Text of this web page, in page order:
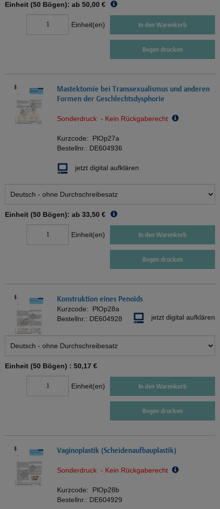
Einheit (50 Bögen): ab 50,00 €
Einheit(en) In den Warenkorb
Bogen drucken
Mastektomie bei Transsexualismus und anderen
Formen der Geschlechtsdysphorie
Sonderdruck - Kein Rückgaberecht
Kurzcode: PlOp27a
Bestellnr.: DE604936
jetzt digital aufklären
Einheit (50 Bögen): ab 33,50 €
Einheit(en) In den Warenkorb
Bogen drucken
Konstruktion eines Penoids
Kurzcode: PlOp28a
Bestellnr.: DE604928 jetzt digital aufklären
Einheit (50 Bögen) : 50,17 €
Einheit(en) In den Warenkorb
Bogen drucken
Vaginoplastik (Scheidenaufbauplastik)
Sonderdruck - Kein Rückgaberecht
Kurzcode: PlOp28b
Bestellnr.: DE604929